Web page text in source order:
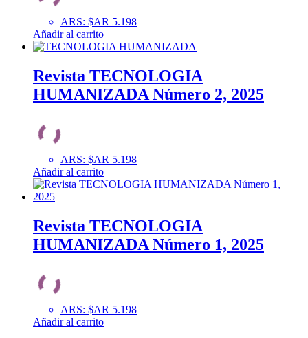
ARS: $AR 5.198
Añadir al carrito
Revista TECNOLOGIA
HUMANIZADA Número 2, 2025
ARS: $AR 5.198
Añadir al carrito
Revista TECNOLOGIA
HUMANIZADA Número 1, 2025
ARS: $AR 5.198
Añadir al carrito